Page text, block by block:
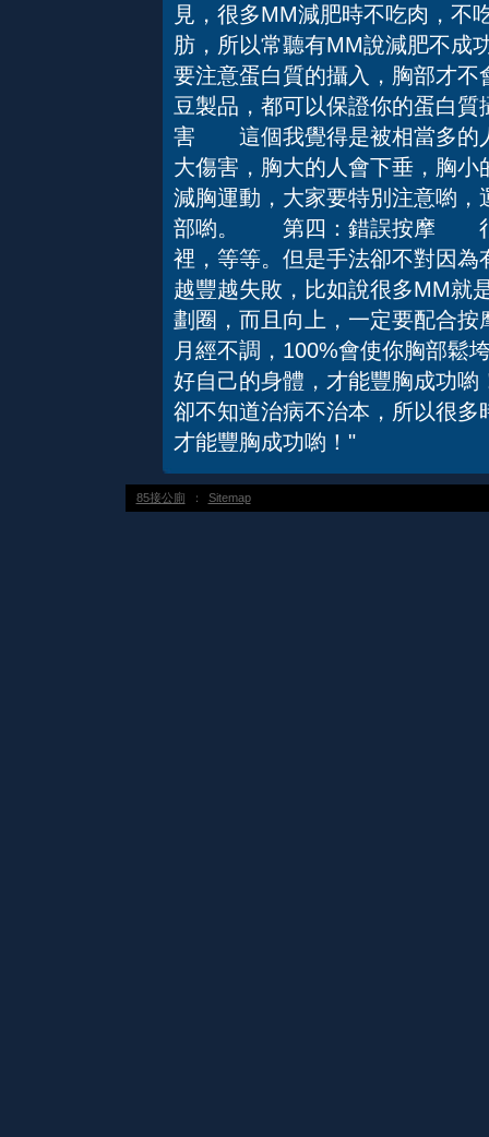
見，很多MM減肥時不吃肉，不
肪，所以常聽有MM說減肥不成
要注意蛋白質的攝入，胸部才
豆製品，都可以保證你的蛋白
害 這個我覺得是被相當多的
大傷害，胸大的人會下垂，胸
減胸運動，大家要特別注意喲
部喲。 第四：錯誤按摩 很
裡，等等。但是手法卻不對因
越豐越失敗，比如說很多MM就
劃圈，而且向上，一定要配
月經不調，100%會使你胸部鬆
好自己的身體，才能豐胸成功
卻不知道治病不治本，所以很
才能豐胸成功喲！"
85接公廁 ： Sitemap